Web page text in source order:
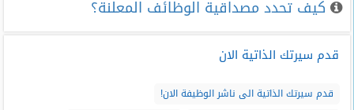
كيف تحدد مصداقية الوظائف المعلنة؟
قدم سيرتك الذاتية الان
قدم سيرتك الذاتية الى ناشر الوظيفة الان!